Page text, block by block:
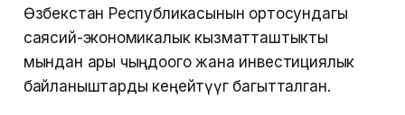
Өзбекстан Республикасынын ортосундагы
саясий-экономикалык кызматташтыкты
мындан ары чыңдоого жана инвестициялык
байланыштарды кеңейтүүгө багытталган.